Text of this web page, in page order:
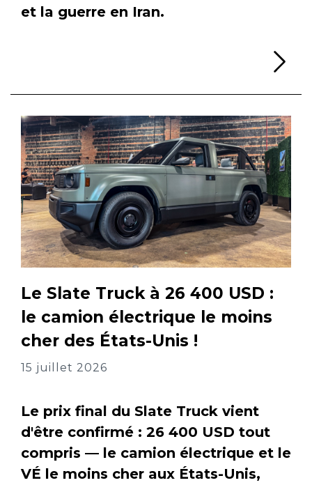
et la guerre en Iran.
Le Slate Truck à 26 400 USD :
le camion électrique le moins
cher des États-Unis !
15 juillet 2026
Le prix final du Slate Truck vient
d'être confirmé : 26 400 USD tout
compris — le camion électrique et le
VÉ le moins cher aux États-Unis,